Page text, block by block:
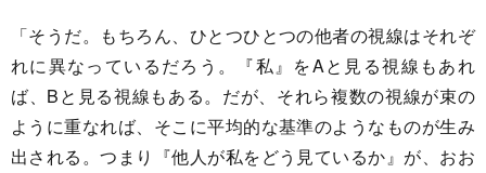
「そうだ。もちろん、ひとつひとつの他者の視線はそれぞ
れに異なっているだろう。『私』をAと見る視線もあれ
ば、Bと見る視線もある。だが、それら複数の視線が束の
ように重なれば、そこに平均的な基準のようなものが生み
出される。つまり『他人が私をどう見ているか』が、おお